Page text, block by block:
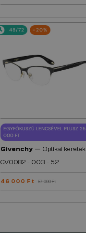
48/72 -20%
EGYFÓKUSZÚ LENCSÉVEL PLUSZ 25
000 FT
Givenchy — Optikai keretek
GV0082 - 003 - 52
46 000 Ft 57 000 Ft